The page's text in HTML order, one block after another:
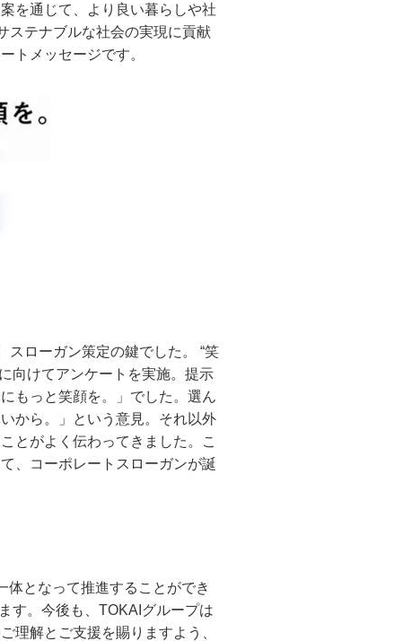
を通じて、より良い暮らしや社
ステナブルな社会の実現に貢献
トメッセージです。
スローガン策定の鍵でした。 “笑
向けてアンケートを実施。提示
もっと笑顔を。」でした。選ん
から。」という意見。それ以外
とがよく伝わってきました。こ
、コーポレートスローガンが誕
体となって推進することができ
す。今後も、TOKAIグループは
理解とご支援を賜りますよう、